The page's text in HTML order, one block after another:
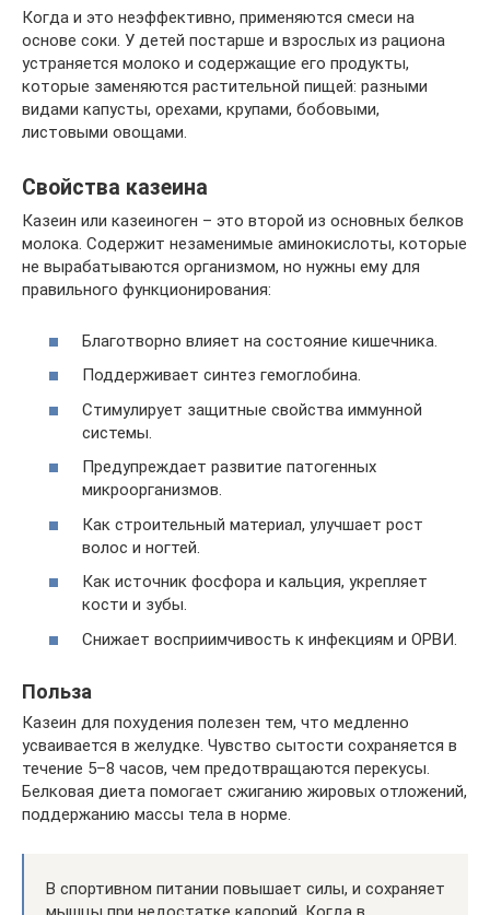
Когда и это неэффективно, применяются смеси на
основе соки. У детей постарше и взрослых из рациона
устраняется молоко и содержащие его продукты,
которые заменяются растительной пищей: разными
видами капусты, орехами, крупами, бобовыми,
листовыми овощами.
Свойства казеина
Казеин или казеиноген – это второй из основных белков
молока. Содержит незаменимые аминокислоты, которые
не вырабатываются организмом, но нужны ему для
правильного функционирования:
Благотворно влияет на состояние кишечника.
Поддерживает синтез гемоглобина.
Стимулирует защитные свойства иммунной
системы.
Предупреждает развитие патогенных
микроорганизмов.
Как строительный материал, улучшает рост
волос и ногтей.
Как источник фосфора и кальция, укрепляет
кости и зубы.
Снижает восприимчивость к инфекциям и ОРВИ.
Польза
Казеин для похудения полезен тем, что медленно
усваивается в желудке. Чувство сытости сохраняется в
течение 5–8 часов, чем предотвращаются перекусы.
Белковая диета помогает сжиганию жировых отложений,
поддержанию массы тела в норме.
В спортивном питании повышает силы, и сохраняет